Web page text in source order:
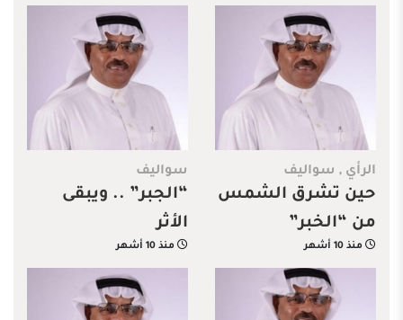
الرأي , سواليف
حين تشرق الشمس
من “الخبر”
منذ 10 أشهر
سواليف
“الجبر” .. ويبقى
الأثر
منذ 10 أشهر